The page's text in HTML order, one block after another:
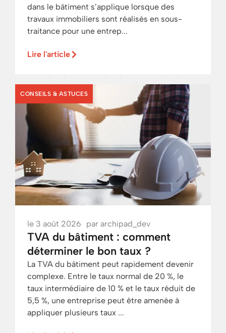
dans le bâtiment s’applique lorsque des
travaux immobiliers sont réalisés en sous-
traitance pour une entrep...
Lire l'article
CONSEILS & ASTUCES
le 3 août 2026 par archipad_dev
TVA du bâtiment : comment
déterminer le bon taux ?
La TVA du bâtiment peut rapidement devenir
complexe. Entre le taux normal de 20 %, le
taux intermédiaire de 10 % et le taux réduit de
5,5 %, une entreprise peut être amenée à
appliquer plusieurs taux ...